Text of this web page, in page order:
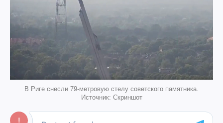
В Риге снесли 79-метровую стелу советского памятника.
Источник: Скриншот